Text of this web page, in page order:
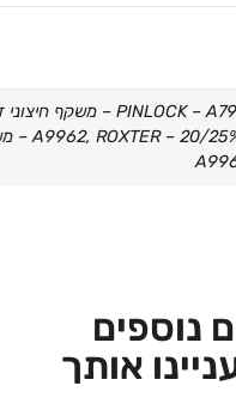
נוספים
אותך